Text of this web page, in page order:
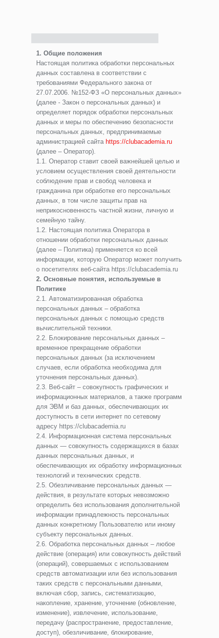
1. Общие положения
Настоящая политика обработки персональных
данных составлена в соответствии с
требованиями Федерального закона от
27.07.2006. №152-ФЗ «О персональных данных»
(далее - Закон о персональных данных) и
определяет порядок обработки персональных
данных и меры по обеспечению безопасности
персональных данных, предпринимаемые
администрацией сайта https://clubacademia.ru
(далее – Оператор).
1.1. Оператор ставит своей важнейшей целью и
условием осуществления своей деятельности
соблюдение прав и свобод человека и
гражданина при обработке его персональных
данных, в том числе защиты прав на
неприкосновенность частной жизни, личную и
семейную тайну.
1.2. Настоящая политика Оператора в
отношении обработки персональных данных
(далее – Политика) применяется ко всей
информации, которую Оператор может получить
о посетителях веб-сайта https://clubacademia.ru
2. Основные понятия, используемые в
Политике
2.1. Автоматизированная обработка
персональных данных – обработка
персональных данных с помощью средств
вычислительной техники.
2.2. Блокирование персональных данных –
временное прекращение обработки
персональных данных (за исключением
случаев, если обработка необходима для
уточнения персональных данных).
2.3. Веб-сайт – совокупность графических и
информационных материалов, а также программ
для ЭВМ и баз данных, обеспечивающих их
доступность в сети интернет по сетевому
адресу https://clubacademia.ru
2.4. Информационная система персональных
данных — совокупность содержащихся в базах
данных персональных данных, и
обеспечивающих их обработку информационных
технологий и технических средств.
2.5. Обезличивание персональных данных —
действия, в результате которых невозможно
определить без использования дополнительной
информации принадлежность персональных
данных конкретному Пользователю или иному
субъекту персональных данных.
2.6. Обработка персональных данных – любое
действие (операция) или совокупность действий
(операций), совершаемых с использованием
средств автоматизации или без использования
таких средств с персональными данными,
включая сбор, запись, систематизацию,
накопление, хранение, уточнение (обновление,
изменение), извлечение, использование,
передачу (распространение, предоставление,
доступ), обезличивание, блокирование,